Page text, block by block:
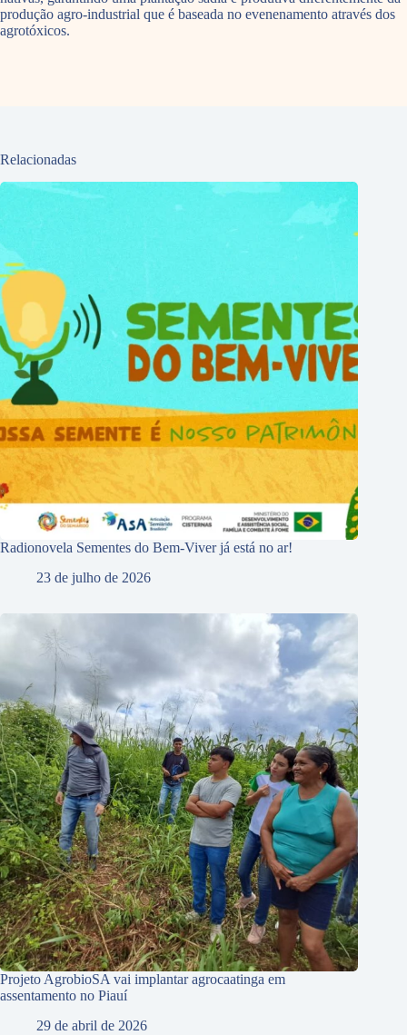
produção agro-industrial que é baseada no evenenamento através dos
agrotóxicos.
Relacionadas
Radionovela Sementes do Bem-Viver já está no ar!
23 de julho de 2026
Projeto AgrobioSA vai implantar agrocaatinga em
assentamento no Piauí
29 de abril de 2026